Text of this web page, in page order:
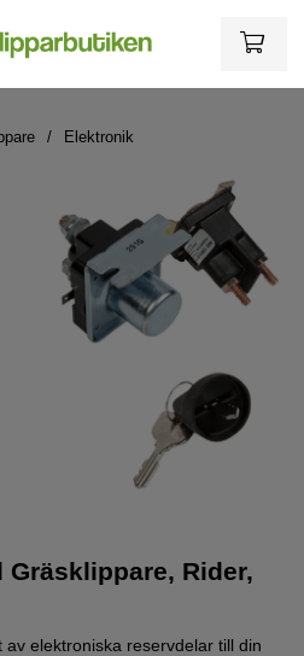
Elektronik
Rider,
elektroniska reservdelar till din